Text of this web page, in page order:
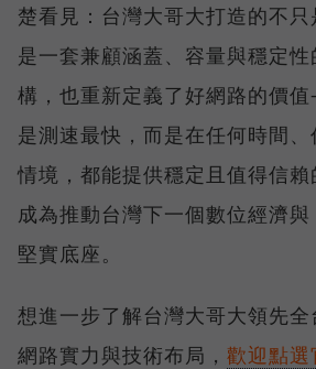
楚看見：台灣大哥大打造的不
是一套兼顧涵蓋、容量與穩定
構，也重新定義了好網路的價
是測速最快，而是在任何時間
情境，都能提供穩定且值得信
成為推動台灣下一個數位經濟
堅實底座。
想進一步了解台灣大哥大領先
網路實力與技術布局， 歡迎點選